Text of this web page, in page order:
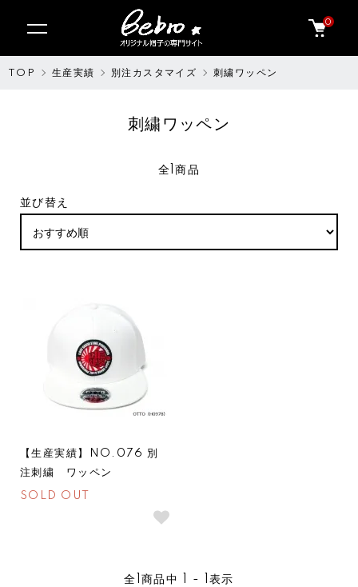
0
TOP 生産実績 別注カスタマイズ 刺繍ワッペン
刺繍ワッペン
全1商品
並び替え
【生産実績】NO.076 別
注刺繍 ワッペン
SOLD OUT
全 1商品中 1 - 1 表示